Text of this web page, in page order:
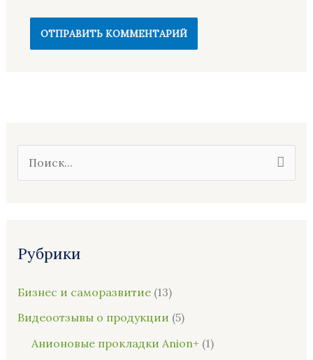
к
Рубрики
Бизнес и саморазвитие(13)
Видеоотзывы о продукции (5)
Анионовые прокладки Anion+ (1)